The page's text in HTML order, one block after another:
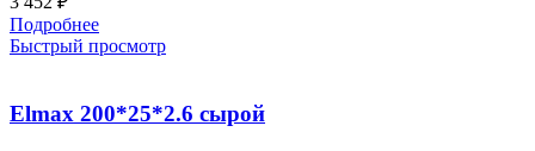
Подробнее
Быстрый просмотр
Elmax 200*25*2.6 сырой